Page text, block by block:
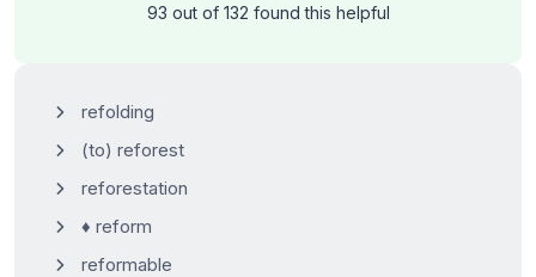
93 out of 132 found this helpful
refolding
(to) reforest
reforestation
♦ reform
reformable